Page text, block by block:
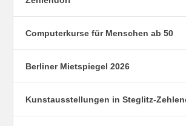
Computerkurse für Menschen ab 50
Berliner Mietspiegel 2026
Kunstausstellungen in Steglitz-